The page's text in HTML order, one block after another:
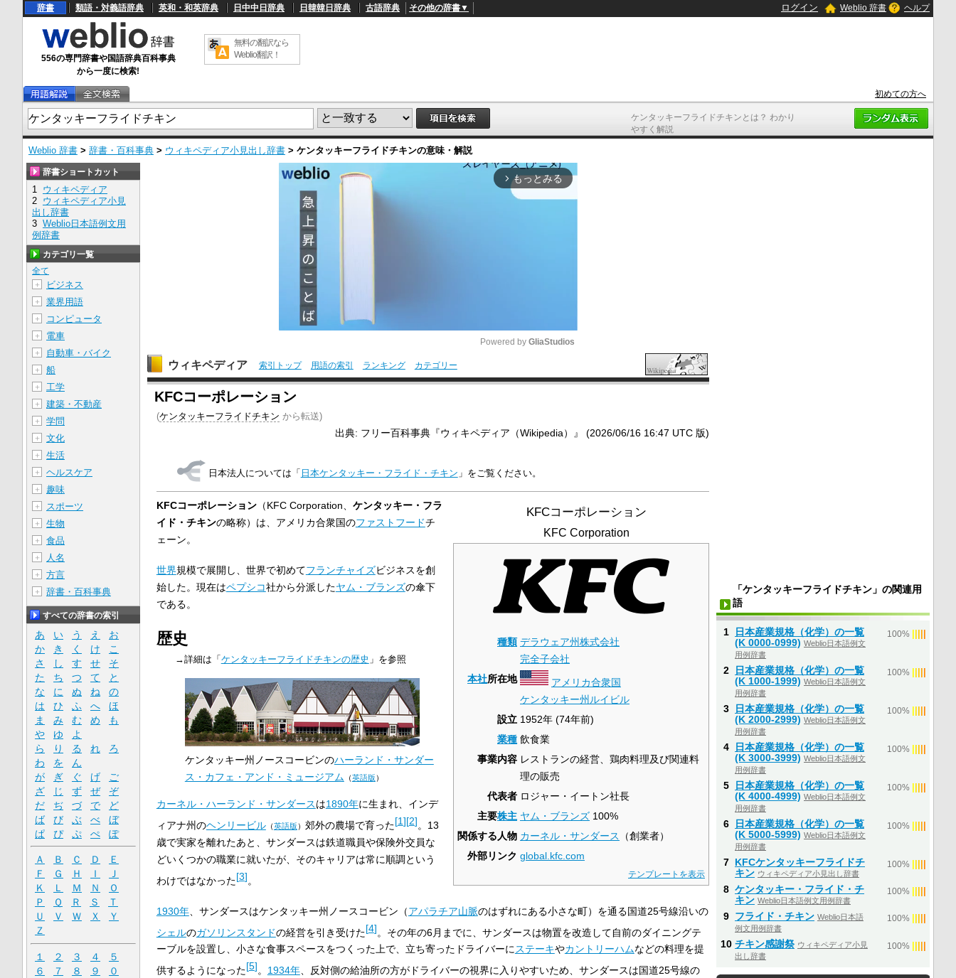
ケンタッキーフライドチキンとは？ わかり
やすく解説
辞書 類語・対義語辞典 英和・和英辞典 日中中日辞典 日韓韓日辞典 古語辞典 その他の辞書▼ ログイン Weblio 辞書 ヘルプ
556の専門辞書や国語辞典百科事典
から一度に検索!
無料の翻訳なら
Weblio翻訳！
初めての方へ
Weblio 辞書 > 辞書・百科事典 > ウィキペディア小見出し辞書 > ケンタッキーフライドチキンの意味・解説
arrow_forward_ios もっとみる
M
e
Powered by GliaStudios
ウィキペディア 索引トップ 用語の索引 ランキング カテゴリー
KFCコーポレーション
(ケンタッキーフライドチキン から転送)
出典: フリー百科事典『ウィキペディア（Wikipedia）』 (2026/06/16 16:47 UTC 版)
日本法人については「 日本ケンタッキー・フライド・チキン 」をご覧ください。
KFCコーポレーション
KFC Corporation
種類 デラウェア州株式会社
完全子会社
本社所在地
アメリカ合衆国
ケンタッキー州 ルイビル
設立 1952年 (74年前)
業種 飲食業
事業内容 レストランの経営、鶏肉料理及び関連料
理の販売
代表者 ロジャー・イートン社長
主要株主 ヤム・ブランズ 100%
関係する人物 カーネル・サンダース
（創業者）
外部リンク global .kfc .com
テンプレートを表示
KFCコーポレーション（KFC Corporation
ケンタッキー・フラ
イド・チキンの略称）は、アメリカ合衆国のファストフードチ
ェーン。
世界規模で展開し、世界で初めてフランチャイズビジネスを創
始した。現在はペプシコ社から分派したヤム・ブランズの傘下
である。
歴史
→詳細は「 ケンタッキーフライドチキンの歴史 」を参照
ケンタッキー州ノースコービンのハーランド・サンダー
ス・カフェ・アンド・ミュージアム （英語版）
カーネル・ハーランド・サンダースは1890年に生まれ、インデ
ィアナ州のヘンリービル（英語版） 郊外の農場で育った[1][2]。13
歳で実家を離れたあと、サンダースは鉄道職員や保険外交員な
どいくつかの職業に就いたが、そのキャリアは常に順調という
わけではなかった[3]。
1930年、サンダースはケンタッキー州ノースコービン（アパラチア山脈のはずれにある小さな町）を通る国道25号線沿いの
シェルのガソリンスタンドの経営を引き受けた[4]。その年の6月までに、サンダースは物置を改造して自前のダイニングテ
ーブルを設置し、小さな食事スペースをつくった上で、立ち寄ったドライバーにステーキやカントリーハムなどの料理を提
供するようになった[5]。 1934年、反対側の給油所の方がドライバーの視界に入りやすいため、サンダースは国道25号線の
辞書ショートカット
1 ウィキペディア
2 ウィキペディア小見
出し辞書
3 Weblio日本語例文用
例辞書
カテゴリ一覧
全て
＋
ビジネス
＋ 業界用語
＋ コンピュータ
＋ 電車
＋ 自動車・バイク
＋ 船
＋ 工学
＋ 建築・不動産
＋ 学問
＋ 文化
＋ 生活
＋ ヘルスケア
＋ 趣味
＋ スポーツ
＋ 生物
＋ 食品
＋ 人名
＋ 方言
＋ 辞書・百科事典
すべての辞書の索引
あ い う え
お
か
き く け
こ
さ
し す せ
そ
た
ち つ て
と
な
に ぬ ね
の
は
ひ ふ へ
ほ
ま
み む め
も
や
ゆ
よ
ら
り る れ
ろ
わ
を
ん
が
ぎ ぐ げ
ご
ざ
じ ず ぜ
ぞ
だ
ぢ づ で
ど
ば
び ぶ べ
ぼ
ぱ
ぴ ぷ ぺ ぽ
Ａ Ｂ Ｃ Ｄ
Ｅ
Ｆ
Ｇ Ｈ Ｉ
Ｊ
Ｋ
Ｌ Ｍ Ｎ
Ｏ
Ｐ
Ｑ Ｒ Ｓ
Ｔ
Ｕ
Ｖ Ｗ Ｘ
Ｙ
Ｚ
１ ２ ３ ４
５
６
７ ８ ９
０
「ケンタッキーフライドチキン」の関連用
語
1
日本産業規格（化学）の一覧
(K 0000-0999) Weblio日本語例文
用例辞書
100%
2
日本産業規格（化学）の一覧
(K 1000-1999) Weblio日本語例文
用例辞書
100%
3
日本産業規格（化学）の一覧
(K 2000-2999) Weblio日本語例文
用例辞書
100%
4
日本産業規格（化学）の一覧
(K 3000-3999) Weblio日本語例文
用例辞書
100%
5
日本産業規格（化学）の一覧
(K 4000-4999) Weblio日本語例文
用例辞書
100%
6
日本産業規格（化学）の一覧
(K 5000-5999) Weblio日本語例文
用例辞書
100%
7 KFCケンタッキーフライドチ
キン ウィキペディア小見出し辞書
100%
8 ケンタッキー・フライド・チ
キン Weblio日本語例文用例辞書
100%
9 フライド・チキン Weblio日本語
例文用例辞書
100%
10 チキン感謝祭 ウィキペディア小見
出し辞書
100%